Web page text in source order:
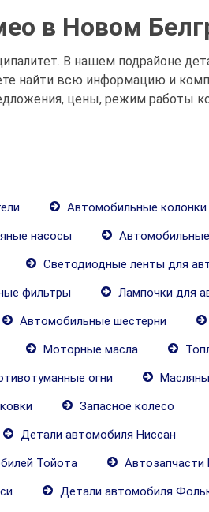
в Новом
В нашем подрайоне
найти всю информацию и
цены, режим работы
Автомобильные колонки
насосы
Светодиодные ленты для
фильтры
Лампочки для
Автомобильные шестерни
Моторные масла
огни
Запасное колесо
Детали автомобиля Ниссан
Тойота
Автозапчасти
Детали автомобиля